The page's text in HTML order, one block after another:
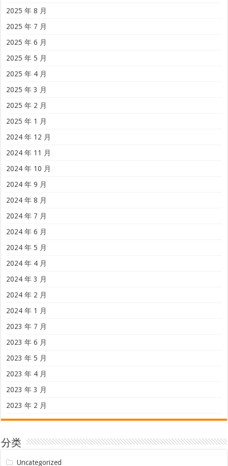
2025 年 8 月
2025 年 7 月
2025 年 6 月
2025 年 5 月
2025 年 4 月
2025 年 3 月
2025 年 2 月
2025 年 1 月
2024 年 12 月
2024 年 11 月
2024 年 10 月
2024 年 9 月
2024 年 8 月
2024 年 7 月
2024 年 6 月
2024 年 5 月
2024 年 4 月
2024 年 3 月
2024 年 2 月
2024 年 1 月
2023 年 7 月
2023 年 6 月
2023 年 5 月
2023 年 4 月
2023 年 3 月
2023 年 2 月
分类
Uncategorized